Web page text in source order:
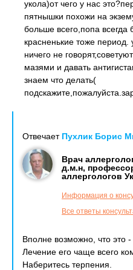
укола)от чего у нас
пятнышки похожи на
больше всего,попа всегда
красненькие тоже период.
ничего не
мазями и давать
знаем что делать(
Отвечает Пухлик Борис
Врач
д.м.н,
аллергологов
Информация о
Все ответы
Вполне возможно, что это -
Лечение его чаще всего
Наберитесь терпения.